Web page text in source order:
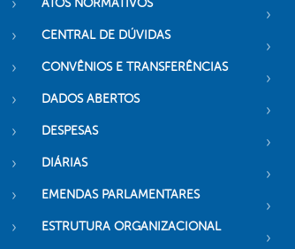
ATOS NORMATIVOS
CENTRAL DE DÚVIDAS
CONVÊNIOS E TRANSFERÊNCIAS
DADOS ABERTOS
DESPESAS
DIÁRIAS
EMENDAS PARLAMENTARES
ESTRUTURA ORGANIZACIONAL